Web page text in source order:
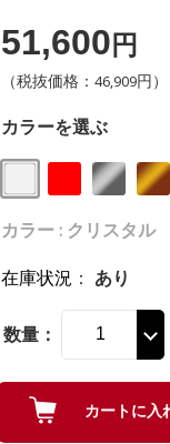
51,600 円
（税抜価格：46,909円）
カラーを選ぶ
カラー : クリスタル
在庫状況 ： あり
数量：